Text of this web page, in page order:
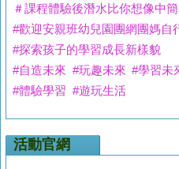
＃課程體驗後潛水比你想像中
#歡迎安親班幼兒園團網團媽自
#探索孩子的學習成長新樣貌
#自造未來 #玩趣未來 #學習未
#體驗學習 #遊玩生活
活動官網